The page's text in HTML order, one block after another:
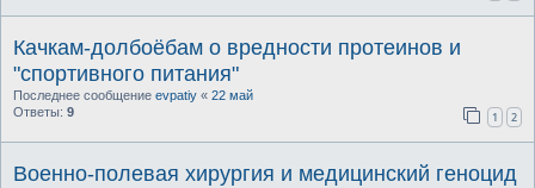
Качкам-долбоёбам о вредности протеинов и
"спортивного питания"
Последнее сообщение evpatiy « 22 май
Ответы: 9 1 2
Военно-полевая хирургия и медицинский геноцид